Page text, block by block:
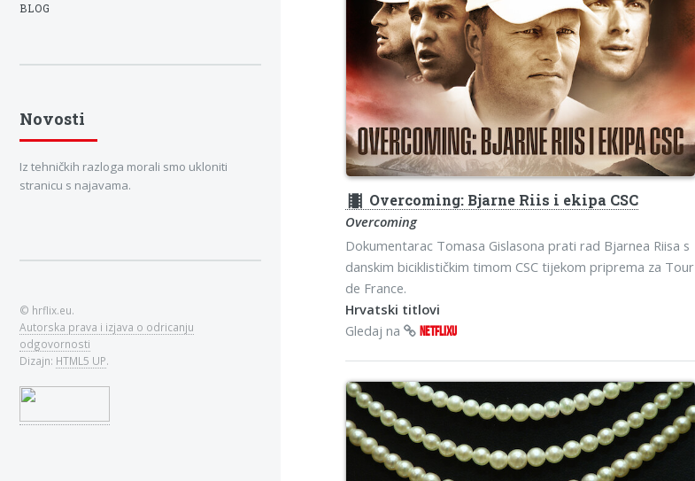
theaters Overcoming: Bjarne Riis i ekipa CSC
Overcoming
Dokumentarac Tomasa Gislasona prati rad Bjarnea Riisa s
danskim biciklističkim timom CSC tijekom priprema za Tour
de France.
Hrvatski titlovi
Gledaj na
NETFLIXU
BLOG
Novosti
Iz tehničkih razloga morali smo ukloniti
stranicu s najavama.
© hrflix.eu.
Autorska prava i izjava o odricanju
odgovornosti
Dizajn: HTML5 UP.